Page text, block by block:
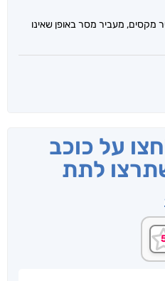
מקסים, מעביר מסר באופן שאינו
על כוכב
לתת